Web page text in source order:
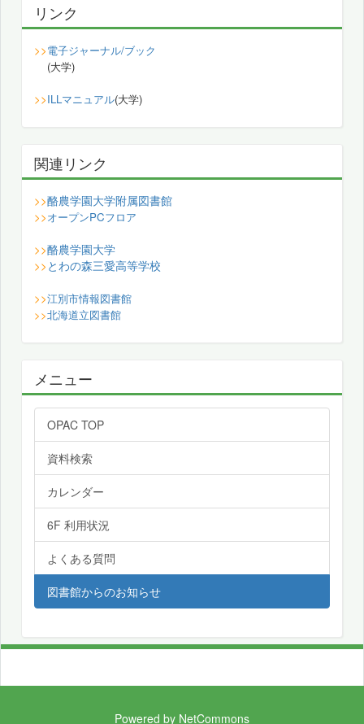
リンク
>>電子ジャーナル/ブック
(大学)
>>ILLマニュアル(大学)
関連リンク
>>酪農学園大学附属図書館
>>オープンPCフロア
>>酪農学園大学
>> とわの森三愛高等学校
>>江別市情報図書館
>>北海道立図書館
メニュー
OPAC TOP
資料検索
カレンダー
6F 利用状況
よくある質問
図書館からのお知らせ
Powered by NetCommons